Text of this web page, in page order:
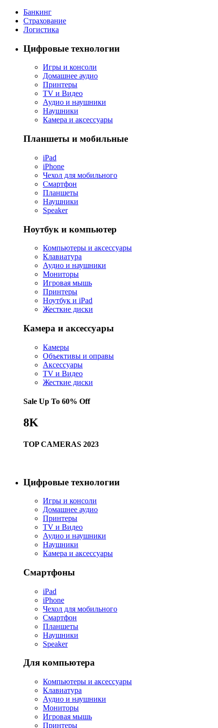
Банкинг
Страхование
Логистика
Цифровые технологии
Игры и консоли
Домашнее аудио
Принтеры
TV и Видео
Аудио и наушники
Наушники
Камера и аксессуары
Планшеты и мобильные
iPad
iPhone
Чехол для мобильного
Смартфон
Планшеты
Наушники
Speaker
Ноутбук и компьютер
Компьютеры и аксессуары
Клавиатура
Аудио и наушники
Мониторы
Игровая мышь
Принтеры
Ноутбук и iPad
Жесткие диски
Камера и аксессуары
Камеры
Объективы и оправы
Аксессуары
TV и Видео
Жесткие диски
Sale Up To 60% Off
8K
TOP CAMERAS 2023
Цифровые технологии
Игры и консоли
Домашнее аудио
Принтеры
TV и Видео
Аудио и наушники
Наушники
Камера и аксессуары
Смартфоны
iPad
iPhone
Чехол для мобильного
Смартфон
Планшеты
Наушники
Speaker
Для компьютера
Компьютеры и аксессуары
Клавиатура
Аудио и наушники
Мониторы
Игровая мышь
Принтеры